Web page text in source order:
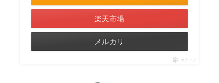
楽天市場
メルカリ
ポチップ